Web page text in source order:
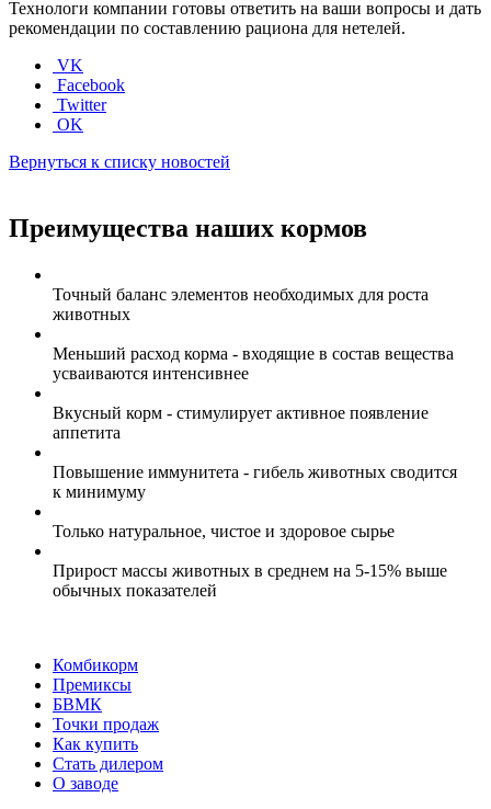
Технологи компании готовы ответить на ваши вопросы и дать
рекомендации по составлению рациона для нетелей.
VK
Facebook
Twitter
OK
Вернуться к списку новостей
Преимущества наших кормов
Точный баланс элементов необходимых для роста
животных
Меньший расход корма - входящие в состав вещества
усваиваются интенсивнее
Вкусный корм - стимулирует активное появление
аппетита
Повышение иммунитета - гибель животных сводится
к минимуму
Только натуральное, чистое и здоровое сырье
Прирост массы животных в среднем на 5-15% выше
обычных показателей
Комбикорм
Премиксы
БВМК
Точки продаж
Как купить
Стать дилером
О заводе